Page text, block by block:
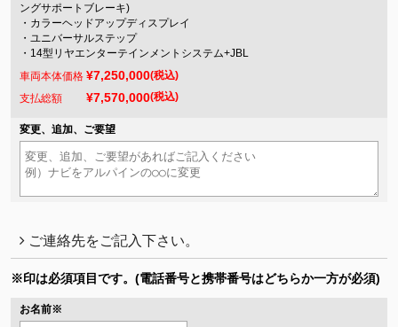
ングサポートブレーキ)
・カラーヘッドアップディスプレイ
・ユニバーサルステップ
・14型リヤエンターテインメントシステム+JBL
車両本体価格 ¥7,250,000(税込)
支払総額 ¥7,570,000(税込)
変更、追加、ご要望
ご連絡先をご記入下さい。
※印は必須項目です。 (電話番号と携帯番号はどちらか一方が必須)
お名前※